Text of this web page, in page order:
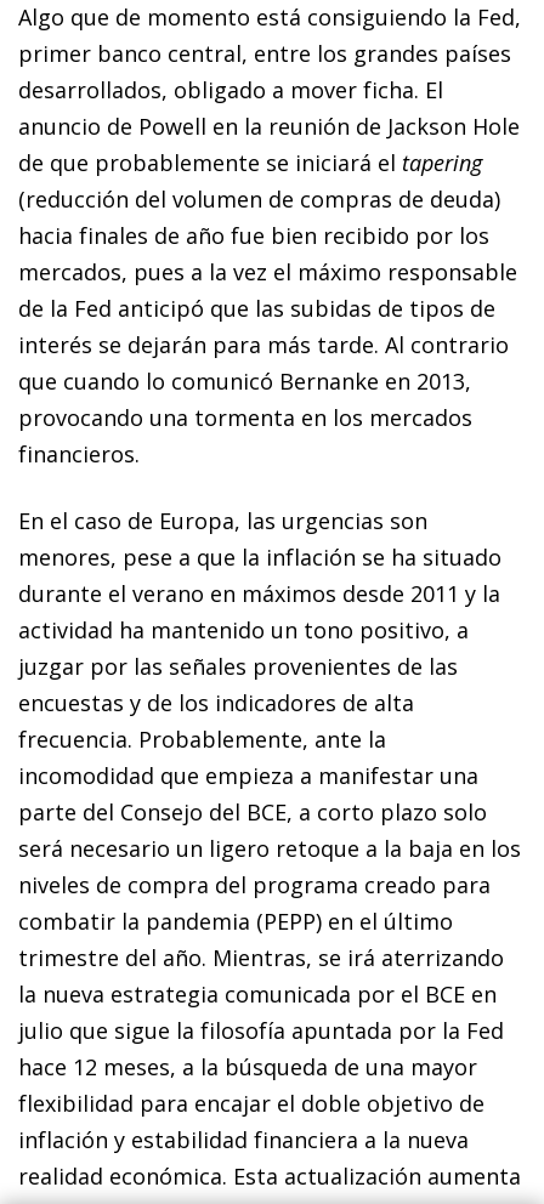
Algo que de momento está consiguiendo la Fed,
primer banco central, entre los grandes países
desarrollados, obligado a mover ficha. El
anuncio de Powell en la reunión de Jackson Hole
de que probablemente se iniciará el tapering
(reducción del volumen de compras de deuda)
hacia finales de año fue bien recibido por los
mercados, pues a la vez el máximo responsable
de la Fed anticipó que las subidas de tipos de
interés se dejarán para más tarde. Al contrario
que cuando lo comunicó Bernanke en 2013,
provocando una tormenta en los mercados
financieros.
En el caso de Europa, las urgencias son
menores, pese a que la inflación se ha situado
durante el verano en máximos desde 2011 y la
actividad ha mantenido un tono positivo, a
juzgar por las señales provenientes de las
encuestas y de los indicadores de alta
frecuencia. Probablemente, ante la
incomodidad que empieza a manifestar una
parte del Consejo del BCE, a corto plazo solo
será necesario un ligero retoque a la baja en los
niveles de compra del programa creado para
combatir la pandemia (PEPP) en el último
trimestre del año. Mientras, se irá aterrizando
la nueva estrategia comunicada por el BCE en
julio que sigue la filosofía apuntada por la Fed
hace 12 meses, a la búsqueda de una mayor
flexibilidad para encajar el doble objetivo de
inflación y estabilidad financiera a la nueva
realidad económica. Esta actualización aumenta